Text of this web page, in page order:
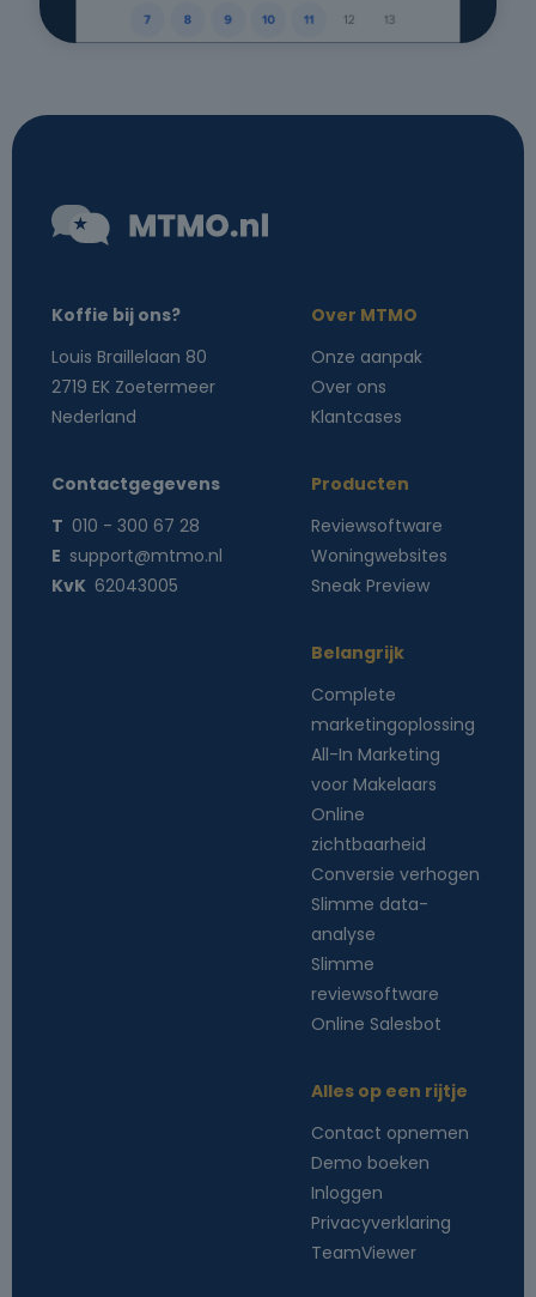
Koffie bij ons?
Louis Braillelaan 80
2719 EK Zoetermeer
Nederland
Contactgegevens
T 010 - 300 67 28
E support@mtmo.nl
KvK 62043005
Over MTMO
Onze aanpak
Over ons
Klantcases
Producten
Reviewsoftware
Woningwebsites
Sneak Preview
Belangrijk
Complete
marketingoplossing
All-In Marketing
voor Makelaars
Online
zichtbaarheid
Conversie verhogen
Slimme data-
analyse
Slimme
reviewsoftware
Online Salesbot
Alles op een rijtje
Contact opnemen
Demo boeken
Inloggen
Privacyverklaring
TeamViewer